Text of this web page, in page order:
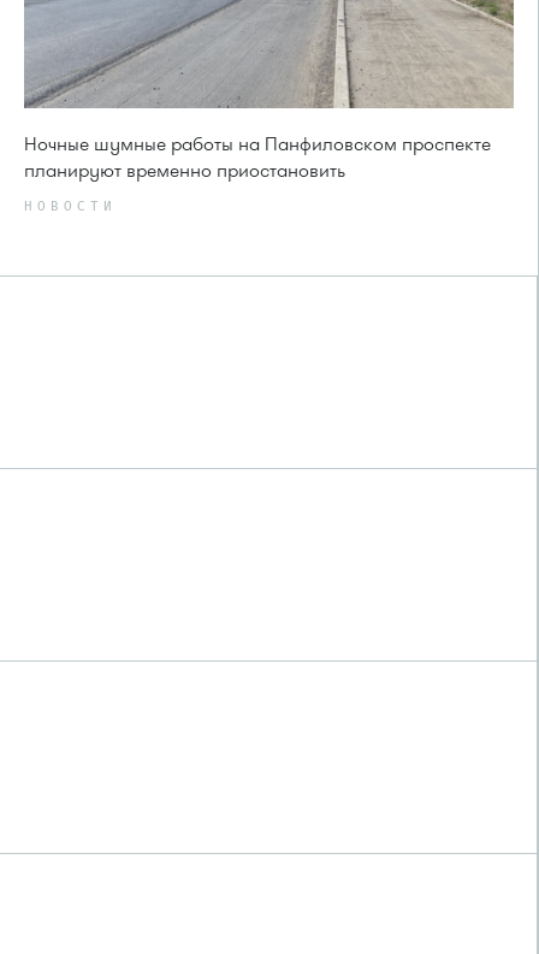
Ночные шумные работы на Панфиловском проспекте
планируют временно приостановить
НОВОСТИ